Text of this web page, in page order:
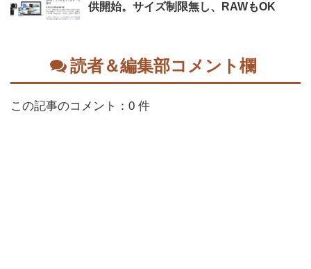
供開始。サイズ制限無し、RAWもOK
読者＆編集部コメント欄
この記事のコメント：0 件